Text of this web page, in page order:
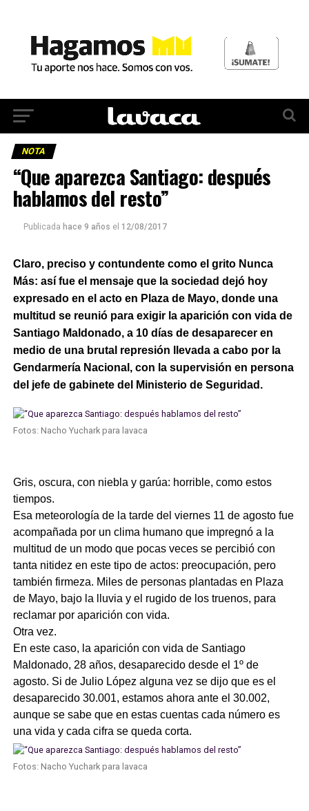
NOTA
“Que aparezca Santiago: después
hablamos del resto”
Publicada hace 9 años el 12/08/2017
Claro, preciso y contundente como el grito Nunca
Más: así fue el mensaje que la sociedad dejó hoy
expresado en el acto en Plaza de Mayo, donde una
multitud se reunió para exigir la aparición con vida de
Santiago Maldonado, a 10 días de desaparecer en
medio de una brutal represión llevada a cabo por la
Gendarmería Nacional, con la supervisión en persona
del jefe de gabinete del Ministerio de Seguridad.
Fotos: Nacho Yuchark para lavaca
Gris, oscura, con niebla y garúa: horrible, como estos
tiempos.
Esa meteorología de la tarde del viernes 11 de agosto fue
acompañada por un clima humano que impregnó a la
multitud de un modo que pocas veces se percibió con
tanta nitidez en este tipo de actos: preocupación, pero
también firmeza. Miles de personas plantadas en Plaza
de Mayo, bajo la lluvia y el rugido de los truenos, para
reclamar por aparición con vida.
Otra vez.
En este caso, la aparición con vida de Santiago
Maldonado, 28 años, desaparecido desde el 1º de
agosto. Si de Julio López alguna vez se dijo que es el
desaparecido 30.001, estamos ahora ante el 30.002,
aunque se sabe que en estas cuentas cada número es
una vida y cada cifra se queda corta.
Fotos: Nacho Yuchark para lavaca